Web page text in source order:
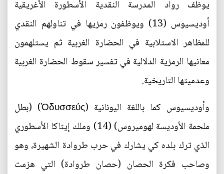
يوظف رواد المدرسة النقدية الأسطورة الأغريقية
أوديسيوس (13) ويوظفون رمزيها في تناولهم النقدي
للمظاهر الاستلابية في الحضارة الغربية ثم يستلهمون
معانيها الرمزية الدلالية في تفسير سقوط الحضارة الغربية
وعدميتها التاريخية.
وأوديسيوس كما باللغة اليونانية (Ὀδυσσεύς) (بطل
ملحمة الأوديسة لهوميروس) (14) وملك إيثاكا الأسطوري
الذي ترك بلده كي يشارك في حرب طروادة الشهيرة، وهو
وصاحب فكرة الحصان (حصان طروادة) التي هزمت